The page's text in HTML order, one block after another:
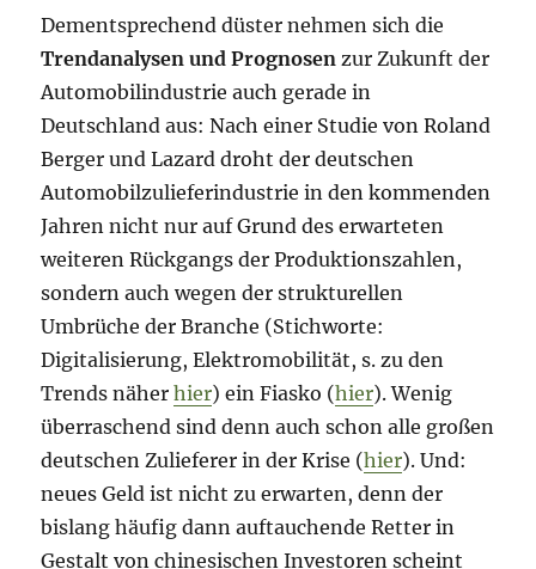
Dementsprechend düster nehmen sich die
Trendanalysen und Prognosen zur Zukunft der
Automobilindustrie auch gerade in
Deutschland aus: Nach einer Studie von Roland
Berger und Lazard droht der deutschen
Automobilzulieferindustrie in den kommenden
Jahren nicht nur auf Grund des erwarteten
weiteren Rückgangs der Produktionszahlen,
sondern auch wegen der strukturellen
Umbrüche der Branche (Stichworte:
Digitalisierung, Elektromobilität, s. zu den
Trends näherhier) ein Fiasko (hier). Wenig
überraschend sind denn auch schon alle großen
deutschen Zulieferer in der Krise (hier). Und:
neues Geld ist nicht zu erwarten, denn der
bislang häufig dann auftauchende Retter in
Gestalt von chinesischen Investoren scheint